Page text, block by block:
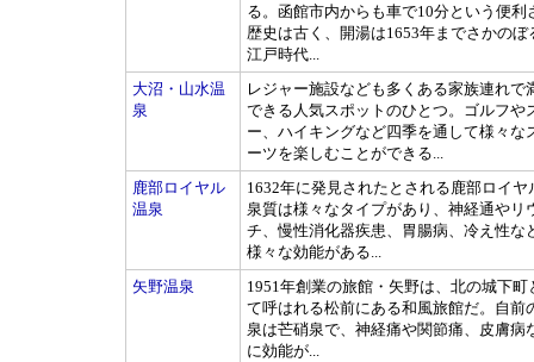
る。函館市内からも車で10分という便利
歴史は古く、開湯は1653年までさかのぼ
江戸時代...
大沼・山水温
泉
レジャー施設なども多くある家族連れで
できる人気スポットのひとつ。ゴルフや
ー、ハイキングなど四季を通して様々な
ーツを楽しむことができる...
鹿部ロイヤル
温泉
1632年に発見されたとされる鹿部ロイヤ
泉質は様々なタイプがあり、神経通やリ
チ、慢性消化器疾患、胃腸病、冷え性な
様々な効能がある...
矢野温泉
1951年創業の旅館・矢野は、北の城下町
て呼はれる松前にある和風旅館だ。自前
泉は芒硝泉で、神経痛や関節痛、皮膚病
に効能が...